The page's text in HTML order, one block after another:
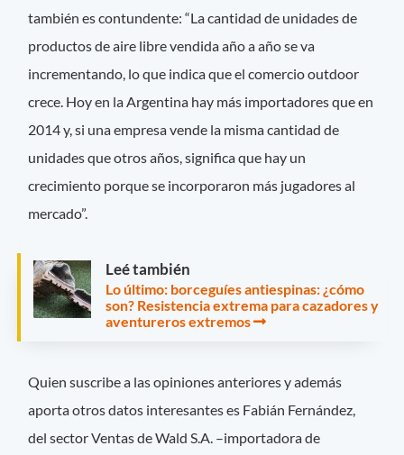
también es contundente: “La cantidad de unidades de
productos de aire libre vendida año a año se va
incrementando, lo que indica que el comercio outdoor
crece. Hoy en la Argentina hay más importadores que en
2014 y, si una empresa vende la misma cantidad de
unidades que otros años, significa que hay un
crecimiento porque se incorporaron más jugadores al
mercado”.
Leé también
Lo último: borceguíes antiespinas: ¿cómo
son? Resistencia extrema para cazadores y
aventureros extremos
Quien suscribe a las opiniones anteriores y además
aporta otros datos interesantes es Fabián Fernández,
del sector Ventas de Wald S.A. –importadora de